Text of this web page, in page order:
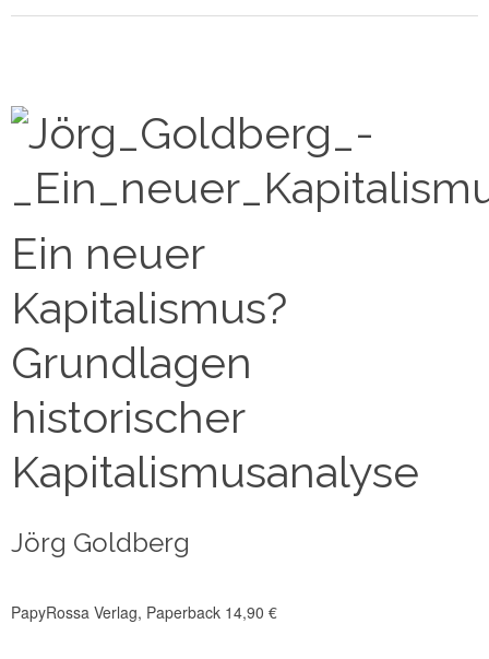
Ein neuer
Kapitalismus?
Grundlagen
historischer
Kapitalismusanalyse
Jörg Goldberg
PapyRossa Verlag, Paperback 14,90 €